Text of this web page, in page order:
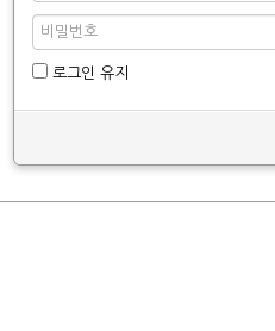
로그인 유지